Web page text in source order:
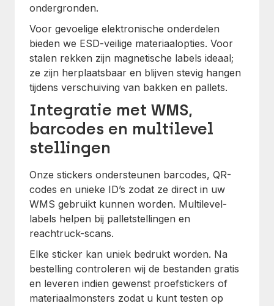
ondergronden.
Voor gevoelige elektronische onderdelen
bieden we ESD-veilige materiaalopties. Voor
stalen rekken zijn magnetische labels ideaal;
ze zijn herplaatsbaar en blijven stevig hangen
tijdens verschuiving van bakken en pallets.
Integratie met WMS,
barcodes en multilevel
stellingen
Onze stickers ondersteunen barcodes, QR-
codes en unieke ID’s zodat ze direct in uw
WMS gebruikt kunnen worden. Multilevel-
labels helpen bij palletstellingen en
reachtruck-scans.
Elke sticker kan uniek bedrukt worden. Na
bestelling controleren wij de bestanden gratis
en leveren indien gewenst proefstickers of
materiaalmonsters zodat u kunt testen op